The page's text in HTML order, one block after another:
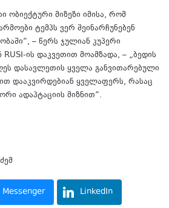
ობიექტური მიზეზი იმისა, რომ
ტემპს ვერ შეინარჩუნებენ
– წერს ჯულიან კუპერი
ის დაკვეთით მოამზადა, – „ბედის
დასავლეთის ყველა განვითარებული
დააკვირდებიან ყველაფერს, რასაც
ადაპტაციის მიზნით“.
Messenger LinkedIn